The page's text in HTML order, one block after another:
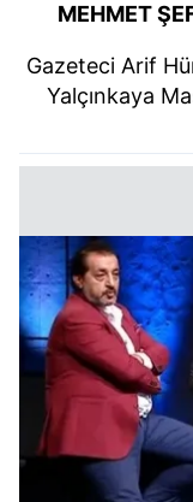
MEHMET
Gazeteci Arif
Yalçınkaya